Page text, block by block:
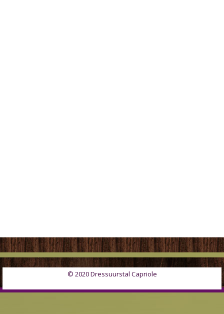
© 2020 Dressuurstal Capriole